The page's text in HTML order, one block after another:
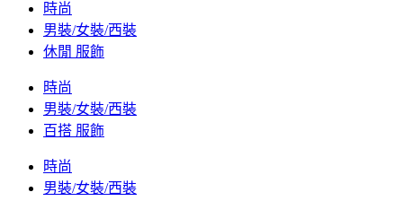
時尚
男裝/女裝/西裝
休閒 服飾
時尚
男裝/女裝/西裝
百搭 服飾
時尚
男裝/女裝/西裝